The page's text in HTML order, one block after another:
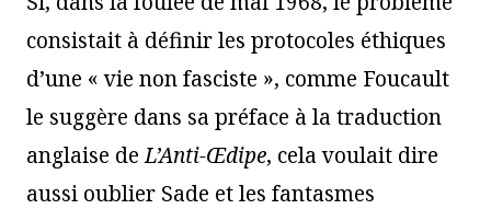
consistait à définir les protocoles éthiques
d’une « vie non fasciste », comme Foucault
le suggère dans sa préface à la traduction
anglaise deL’Anti-Œdipe, cela voulait dire
aussi oublier Sade et les fantasmes